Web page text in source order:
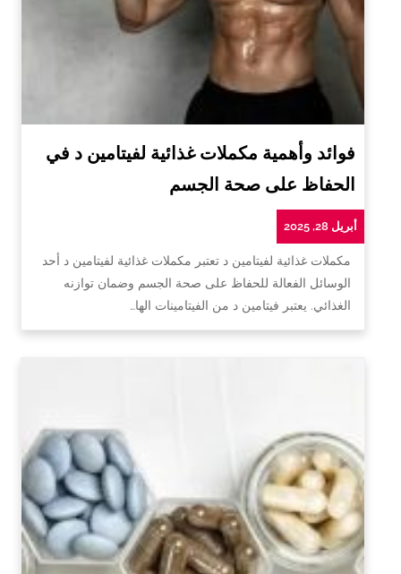
فوائد وأهمية مكملات غذائية لفيتامين د في
الحفاظ على صحة الجسم
أبريل 28, 2025
مكملات غذائية لفيتامين د تعتبر مكملات غذائية لفيتامين د أحد
الوسائل الفعالة للحفاظ على صحة الجسم وضمان توازنه
الغذائي. يعتبر فيتامين د من الفيتامينات الها…